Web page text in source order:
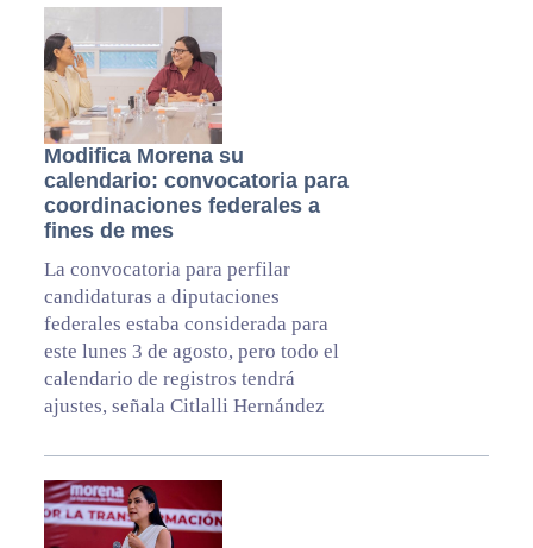
Modifica Morena su
calendario: convocatoria para
coordinaciones federales a
fines de mes
La convocatoria para perfilar
candidaturas a diputaciones
federales estaba considerada para
este lunes 3 de agosto, pero todo el
calendario de registros tendrá
ajustes, señala Citlalli Hernández